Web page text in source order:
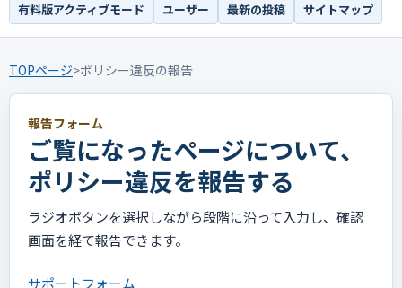
有料版アクティブモード
ユーザー 最新の投稿 サイトマップ
TOPページ>ポリシー違反の報告
報告フォーム
ご覧になったページについて、
ポリシー違反を報告する
ラジオボタンを選択しながら段階に沿って入力し、確認
画面を経て報告できます。
サポートフォーム